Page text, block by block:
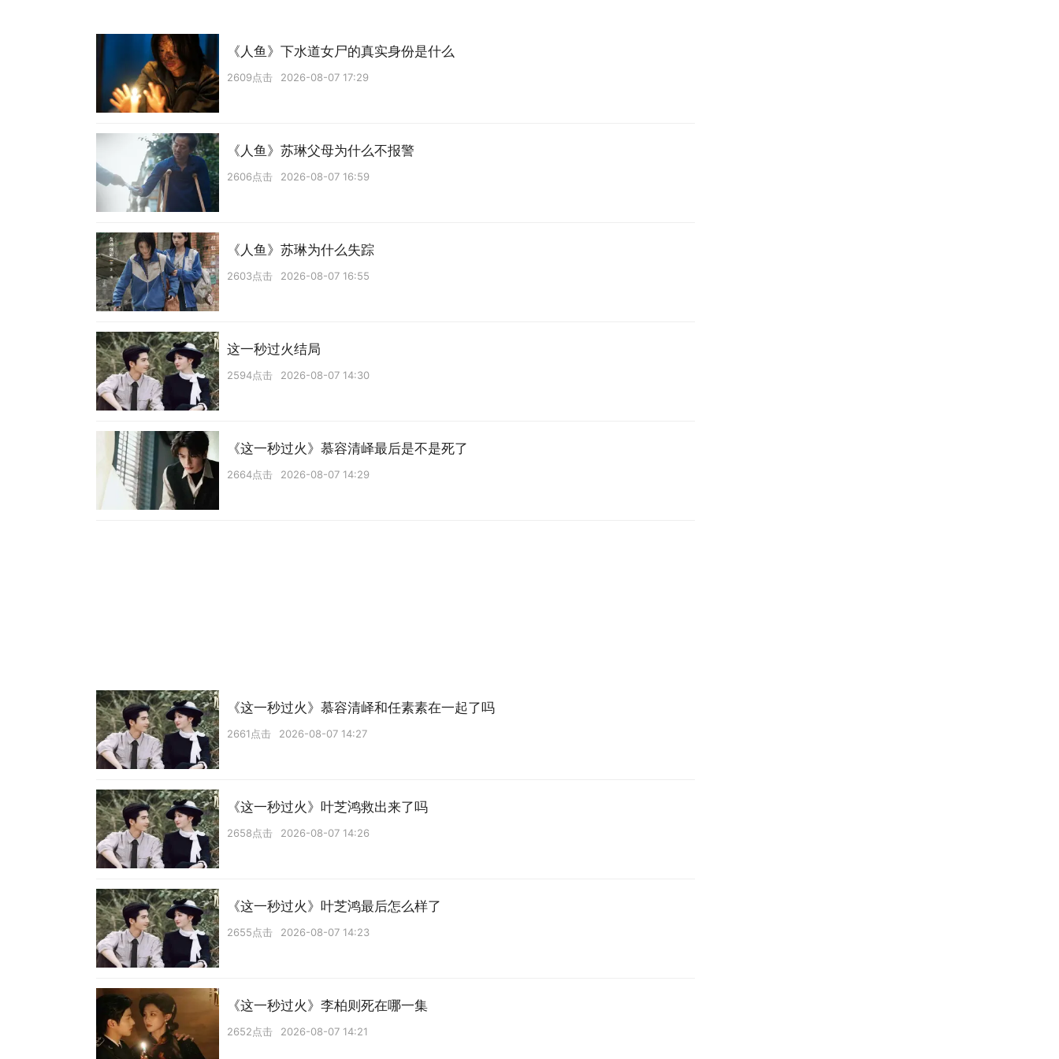
《人鱼》下水道女尸的真实身份是什么
2609点击 2026-08-07 17:29
《人鱼》苏琳父母为什么不报警
2606点击 2026-08-07 16:59
《人鱼》苏琳为什么失踪
2603点击 2026-08-07 16:55
这一秒过火结局
2594点击 2026-08-07 14:30
《这一秒过火》慕容清峄最后是不是死了
2664点击 2026-08-07 14:29
《这一秒过火》慕容清峄和任素素在一起了吗
2661点击 2026-08-07 14:27
《这一秒过火》叶芝鸿救出来了吗
2658点击 2026-08-07 14:26
《这一秒过火》叶芝鸿最后怎么样了
2655点击 2026-08-07 14:23
《这一秒过火》李柏则死在哪一集
2652点击 2026-08-07 14:21